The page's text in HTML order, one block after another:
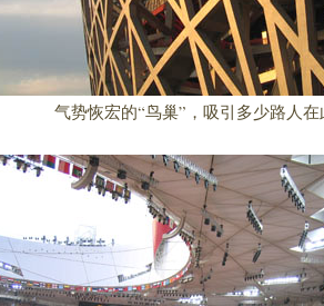
气势恢宏的“鸟巢”，吸引多少路人